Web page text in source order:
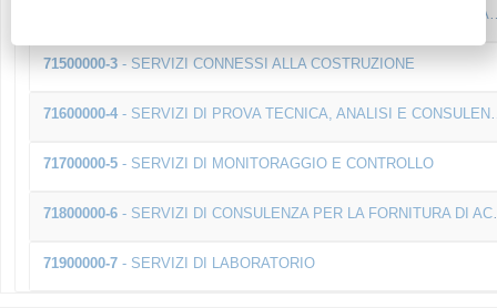
- SERVIZI DI URBANISTICA E ARCHITETTURA PAESAGGISTICA
71500000-3 - SERVIZI CONNESSI ALLA COSTRUZIONE
71600000-4 - SERVIZI DI PROVA TECNICA, ANALISI E CONSULENZA
71700000-5 - SERVIZI DI MONITORAGGIO E CONTROLLO
71800000-6 - SERVIZI DI CONSULENZA PER LA FORNITURA DI ACQUA E LO SMALTIMENTO DEI RIFIUTI
71900000-7 - SERVIZI DI LABORATORIO